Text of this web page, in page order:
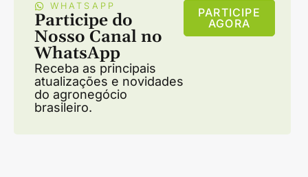
WHATSAPP
Participe do
Nosso Canal no
WhatsApp
Receba as principais
atualizações e novidades
do agronegócio
brasileiro.
PARTICIPE
AGORA